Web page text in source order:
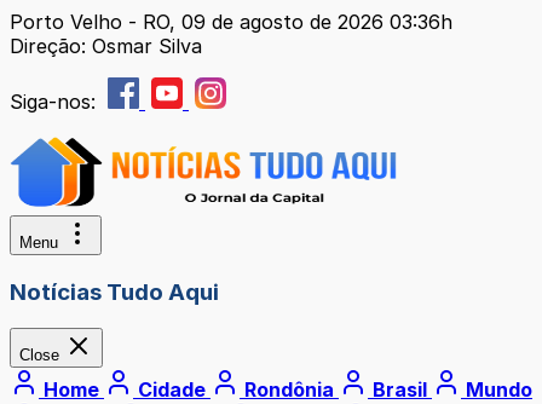
Porto Velho - RO, 09 de agosto de 2026 03:36h
Direção: Osmar Silva
Siga-nos:
Menu
Notícias Tudo Aqui
Close
Home Cidade Rondônia Brasil
Mundo